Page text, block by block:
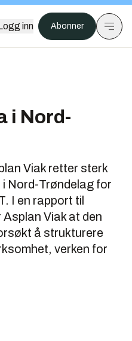
inn Abonner
i Nord-
Viak retter sterk
Nord-Trøndelag for
I en rapport til
Viak at den
å strukturere
verken for